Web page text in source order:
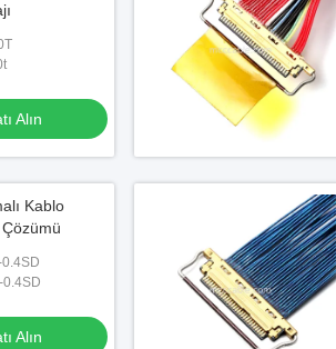
Alın
Kablo
0.4SD
Alın